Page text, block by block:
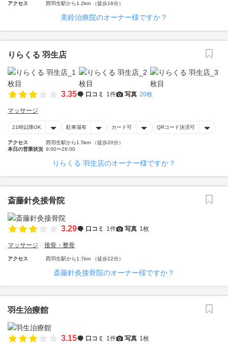
アクセス 西羽生駅から1.2km （徒歩16分）
美鈴治療院のオーナー様ですか？
りらくる 羽生店
3.35 口コミ 1件 写真 20枚
マッサージ
21時以降OK 駐車場有 カード可 QRコード決済可
アクセス
西羽生駅から1.5km （徒歩20分）
本日の営業状況 9:00〜26:00
りらくる 羽生店のオーナー様ですか？
斎藤針灸接骨院
3.29 口コミ 1件 写真 1枚
マッサージ 接骨・整骨
アクセス 西羽生駅から1.7km （徒歩22分）
斎藤針灸接骨院のオーナー様ですか？
羽生治療館
3.15 口コミ 1件 写真 1枚